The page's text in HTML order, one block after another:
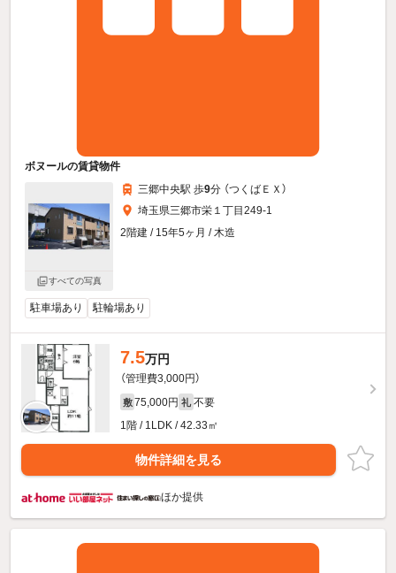
ボヌールの賃貸物件
すべての写真
三郷中央駅 歩9分 （つくばＥＸ）
埼玉県三郷市栄１丁目249-1
2階建 / 15年5ヶ月 / 木造
駐車場あり 駐輪場あり
7.5万円
（管理費3,000円）
敷 75,000円 礼 不要
1階 / 1LDK / 42.33㎡
物件詳細を見る
ほか提供